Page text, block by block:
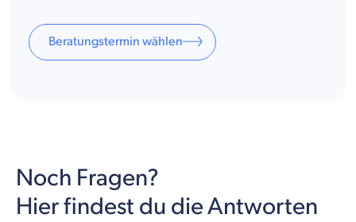
Beratungstermin wählen
Noch Fragen?
Hier findest du die Antworten